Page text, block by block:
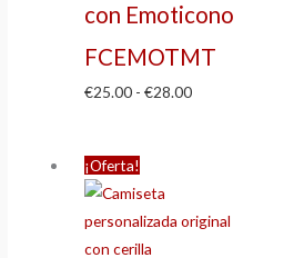
con Emoticono
FCEMOTMT
€25.00 - €28.00
¡Oferta!